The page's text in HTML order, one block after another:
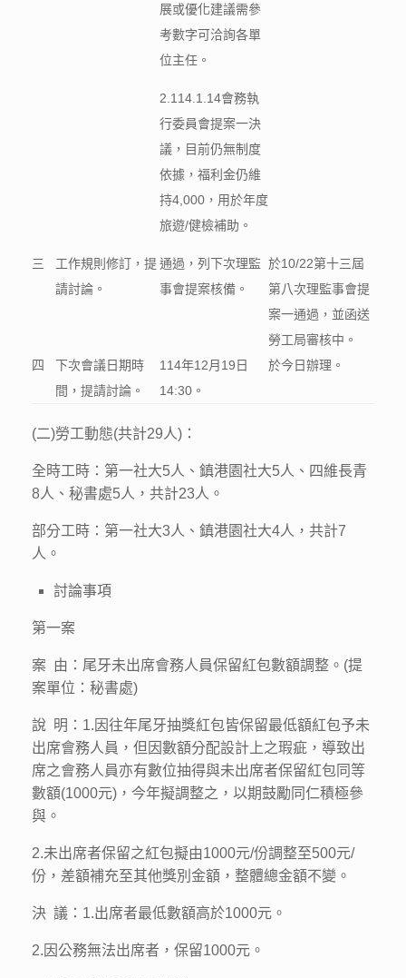
展或優化建議需參
考數字可洽詢各單
位主任。
2.114.1.14會務執
行委員會提案一決
議，目前仍無制度
依據，福利金仍維
持4,000，用於年度
旅遊/健檢補助。
三
工作規則修訂，提
請討論。
通過，列下次理監
事會提案核備。
於10/22第十三屆
第八次理監事會提
案一通過，並函送
勞工局審核中。
四
下次會議日期時
間，提請討論。
114年12月19日
14:30。
於今日辦理。
(二)勞工動態(共計29人)：
全時工時：第一社大5人、鎮港園社大5人、四維長青
8人、秘書處5人，共計23人。
部分工時：第一社大3人、鎮港園社大4人，共計7
人。
討論事項
第一案
案 由：尾牙未出席會務人員保留紅包數額調整。(提
案單位：秘書處)
說 明：1.因往年尾牙抽獎紅包皆保留最低額紅包予未
出席會務人員，但因數額分配設計上之瑕疵，導致出
席之會務人員亦有數位抽得與未出席者保留紅包同等
數額(1000元)，今年擬調整之，以期鼓勵同仁積極參
與。
2.未出席者保留之紅包擬由1000元/份調整至500元/
份，差額補充至其他獎別金額，整體總金額不變。
決 議：1.出席者最低數額高於1000元。
2.因公務無法出席者，保留1000元。